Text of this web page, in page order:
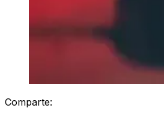
Comparte: